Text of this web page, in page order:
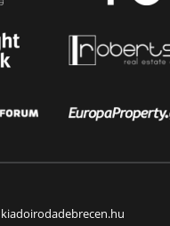
kiadoirodadebrecen.hu